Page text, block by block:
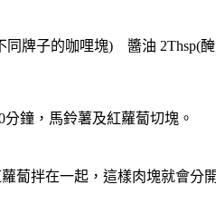
同牌子的咖哩塊) 醬油 2Thsp(
鐘，馬鈴薯及紅蘿蔔切塊。
蔔拌在一起，這樣肉塊就會分